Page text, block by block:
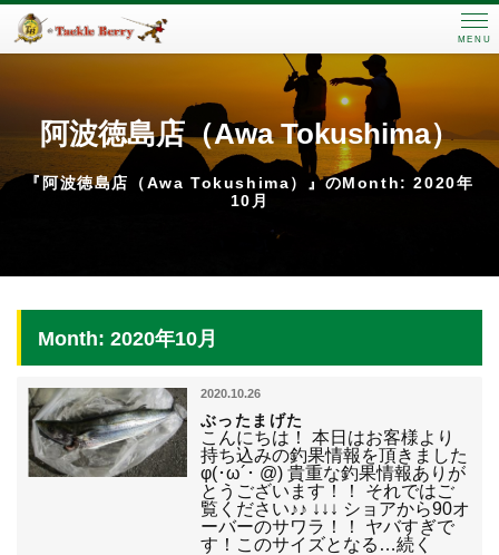
MENU
阿波徳島店（Awa Tokushima）
『阿波徳島店（Awa Tokushima）』のMonth: 2020年
10月
Month: 2020年10月
2020.10.26
ぶったまげた
こんにちは！ 本日はお客様より
持ち込みの釣果情報を頂きました
φ(･ω´･ @) 貴重な釣果情報ありが
とうございます！！ それではご
覧ください♪♪ ↓↓↓ ショアから90オ
ーバーのサワラ！！ ヤバすぎで
す！このサイズとなる…続く